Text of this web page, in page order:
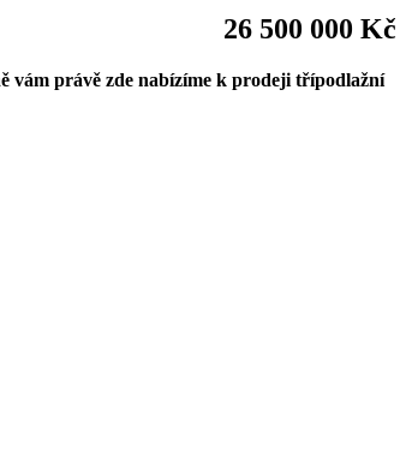
26 500 000 Kč
vám právě zde nabízíme k prodeji třípodlažní